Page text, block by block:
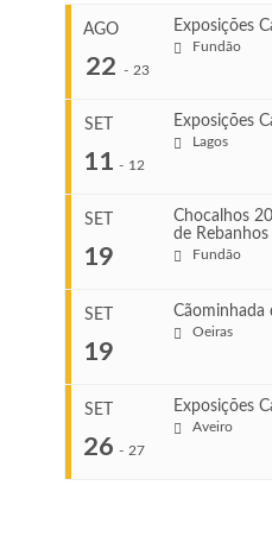
AGO
22 - 23
Exposições
Fundão
Ago 22, 2026
Ago 23, 2026
VENUE
SET
11 - 12
Exposições
Lagos
Set 11, 2026
Set 12, 2026
VENUE
SET
19
Chocalhos
de Rebanhos
Fundão
COMEÇA
SET
19
Cãominhada
Oeiras
SET
26 - 27
Exposições
Aveiro